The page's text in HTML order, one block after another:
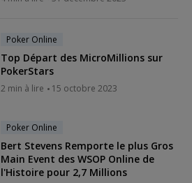
Poker Online
Top Départ des MicroMillions sur
PokerStars
2 min à lire 15 octobre 2023
Poker Online
Bert Stevens Remporte le plus Gros
Main Event des WSOP Online de
l'Histoire pour 2,7 Millions